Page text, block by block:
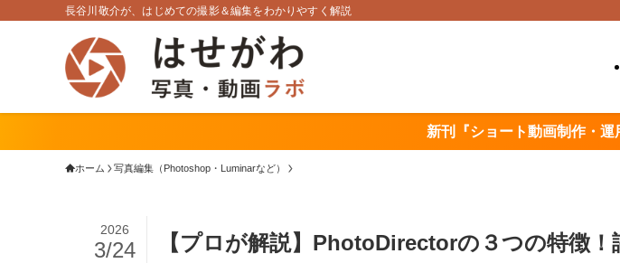
長谷川敬介が、はじめての撮影＆編集をわかりやすく解説
新刊『ショート動画制作・運
ホーム 写真編集（Photoshop・Luminarなど）
【プロが解説】PhotoDirectorの３つの特徴！
2026
3/24